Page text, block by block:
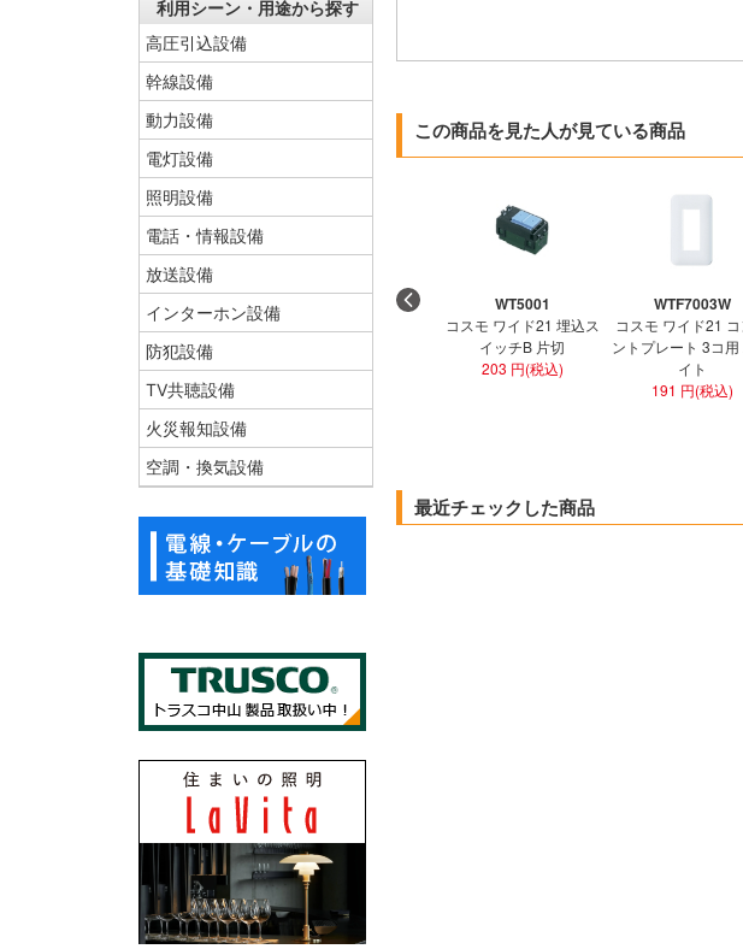
この商品を見た人が見ている商品
WT5001
コスモ ワイド21 埋込ス
イッチB 片切
203 円(税込)
WTF7003W
コスモ ワイド21
ントプレート 3コ用
イト
191 円(税込)
最近チェックした商品
利用シーン・用途から探す
高圧引込設備
幹線設備
動力設備
電灯設備
照明設備
電話・情報設備
放送設備
インターホン設備
防犯設備
TV共聴設備
火災報知設備
空調・換気設備